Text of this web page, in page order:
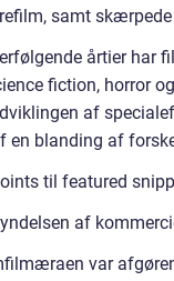
samt
årtier har
fiction, horror
af
en blanding af
til featured
af
var